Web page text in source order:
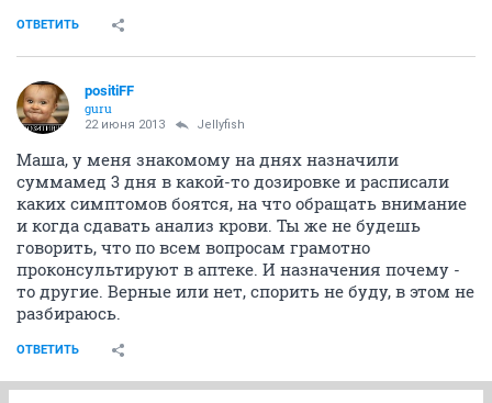
ОТВЕТИТЬ
positiFF
guru
22 июня 2013 Jellyfish
Маша, у меня знакомому на днях назначили
суммамед 3 дня в какой-то дозировке и расписали
каких симптомов боятся, на что обращать внимание
и когда сдавать анализ крови. Ты же не будешь
говорить, что по всем вопросам грамотно
проконсультируют в аптеке. И назначения почему -
то другие. Верные или нет, спорить не буду, в этом не
разбираюсь.
ОТВЕТИТЬ